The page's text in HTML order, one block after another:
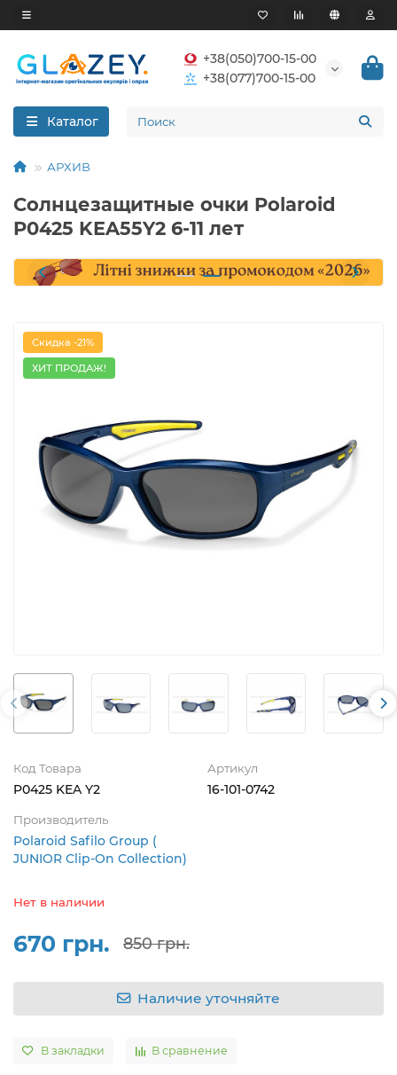
+38(050)700-15-00
+38(077)700-15-00
Каталог
АРХИВ
Солнцезащитные очки Polaroid
P0425 KEA55Y2 6-11 лет
Скидка -21%
ХИТ ПРОДАЖ!
Код Товара
P0425 KEA Y2
Артикул
16-101-0742
Производитель
Polaroid Safilo Group (
JUNIOR Clip-On Collection)
Нет в наличии
670 грн. 850 грн.
Наличие уточняйте
В закладки В сравнение